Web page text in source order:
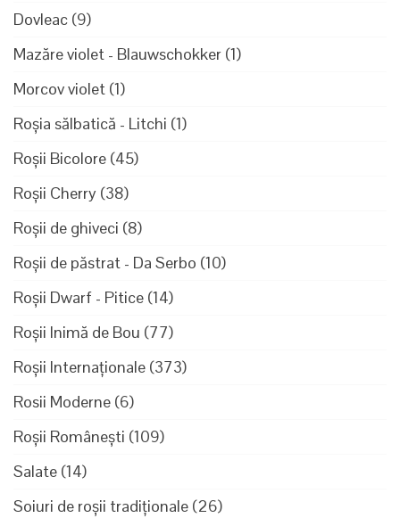
Dovleac (9)
Mazăre violet - Blauwschokker (1)
Morcov violet (1)
Roșia sălbatică - Litchi (1)
Roșii Bicolore (45)
Roșii Cherry (38)
Roșii de ghiveci (8)
Roșii de păstrat - Da Serbo (10)
Roșii Dwarf - Pitice (14)
Roșii Inimă de Bou (77)
Roșii Internaționale (373)
Rosii Moderne (6)
Roșii Românești (109)
Salate (14)
Soiuri de roșii tradiționale (26)